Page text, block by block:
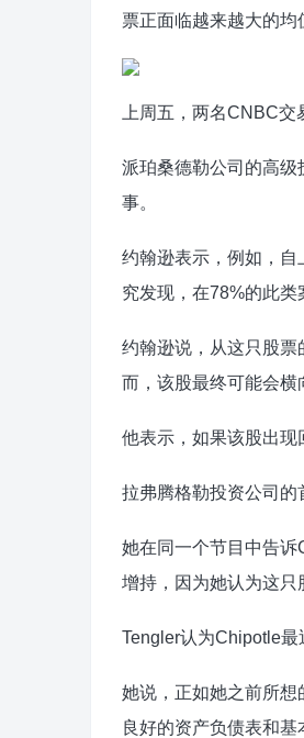
票正面临越来越大的均
上周五，两名CNBC
派珀桑德勒公司的高
事。
约翰逊表示，例如，
究发现，在78%的此类
约翰逊说，从这只股
而，该股最终可能会横
他表示，如果该股出现
拉弗腾格勒投资公司的
她在同一个节目中告
增持，因为她认为这只
Tengler认为Chipotle最
她说，正如她之前所想
良好的资产负债表和基